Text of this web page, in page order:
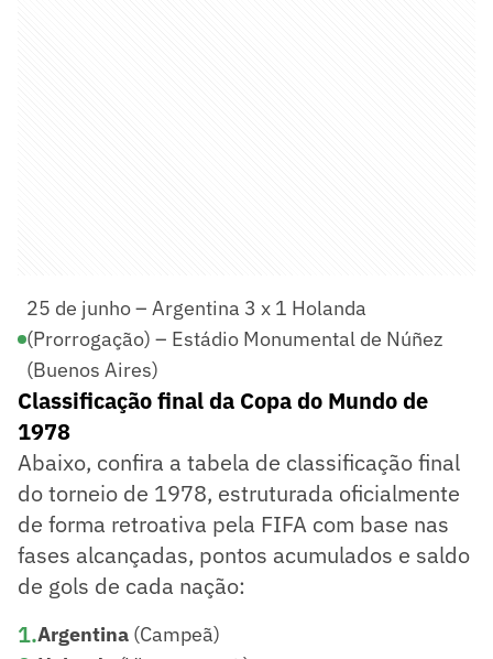
25 de junho – Argentina 3 x 1 Holanda
(Prorrogação) – Estádio Monumental de Núñez
(Buenos Aires)
Classificação final da Copa do Mundo de
1978
Abaixo, confira a tabela de classificação final
do torneio de 1978, estruturada oficialmente
de forma retroativa pela FIFA com base nas
fases alcançadas, pontos acumulados e saldo
de gols de cada nação:
1.Argentina (Campeã)